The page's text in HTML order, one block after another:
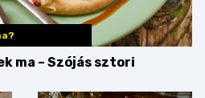
ma – Szójás sztori